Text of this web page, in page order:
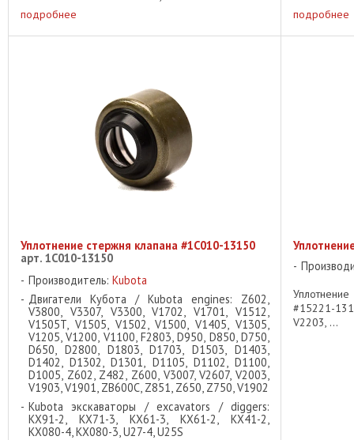
подробнее
подробнее
Уплотнение стержня клапана #1C010-13150
арт. 1C010-13150
Производитель: Kubota
Двигатели Кубота / Kubota engines: Z602,
V3800, V3307, V3300, V1702, V1701, V1512,
V1505T, V1505, V1502, V1500, V1405, V1305,
V1205, V1200, V1100, F2803, D950, D850, D750,
D650, D2800, D1803, D1703, D1503, D1403,
D1402, D1302, D1301, D1105, D1102, D1100,
D1005, Z602, Z482, Z600, V3007, V2607, V2003,
V1903, V1901, ZB600C, Z851, Z650, Z750, V1902
Kubota экскаваторы / excavators / diggers:
KX91-2, KX71-3, KX61-3, KX61-2, KX41-2,
KX080-4, KX080-3, U27-4, U25S
#15221-
V2203, ...